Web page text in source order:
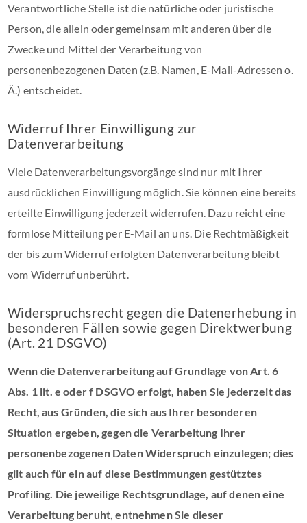
Verantwortliche Stelle ist die natürliche oder juristische
Person, die allein oder gemeinsam mit anderen über die
Zwecke und Mittel der Verarbeitung von
personenbezogenen Daten (z.B. Namen, E-Mail-Adressen o.
Ä.) entscheidet.
Widerruf Ihrer Einwilligung zur
Datenverarbeitung
Viele Datenverarbeitungsvorgänge sind nur mit Ihrer
ausdrücklichen Einwilligung möglich. Sie können eine bereits
erteilte Einwilligung jederzeit widerrufen. Dazu reicht eine
formlose Mitteilung per E-Mail an uns. Die Rechtmäßigkeit
der bis zum Widerruf erfolgten Datenverarbeitung bleibt
vom Widerruf unberührt.
Widerspruchsrecht gegen die Datenerhebung in
besonderen Fällen sowie gegen Direktwerbung
(Art. 21 DSGVO)
Wenn die Datenverarbeitung auf Grundlage von Art. 6
Abs. 1 lit. e oder f DSGVO erfolgt, haben Sie jederzeit das
Recht, aus Gründen, die sich aus Ihrer besonderen
Situation ergeben, gegen die Verarbeitung Ihrer
personenbezogenen Daten Widerspruch einzulegen; dies
gilt auch für ein auf diese Bestimmungen gestütztes
Profiling. Die jeweilige Rechtsgrundlage, auf denen eine
Verarbeitung beruht, entnehmen Sie dieser